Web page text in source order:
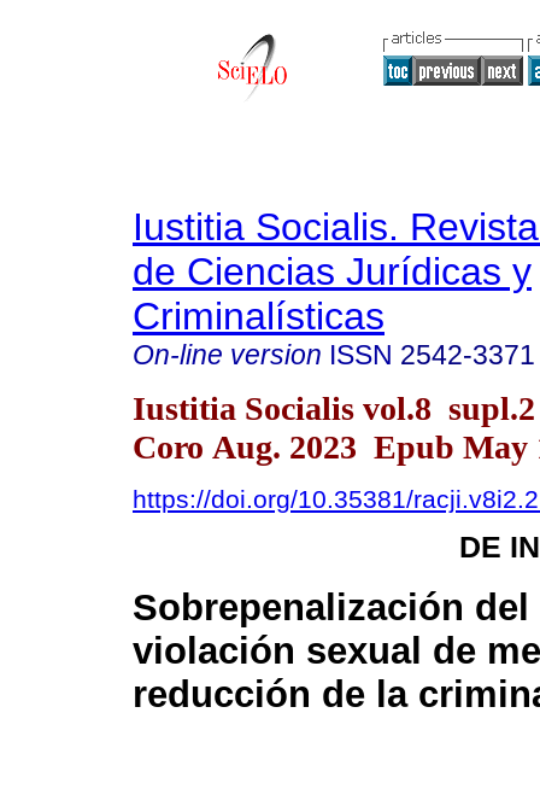
Iustitia Socialis.
de Ciencias Jurídicas y
Criminalísticas
On-line version ISSN 2542-3371
Iustitia Socialis vol.8 supl.2
Coro Aug. 2023 Epub May
https://doi.org/10.35381/
DE
Sobrepenalización
violación sexual de
reducción de la